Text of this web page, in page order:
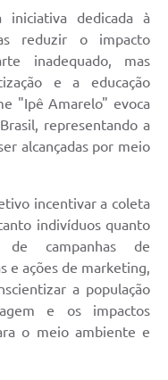
dedicada à
reduzir o impacto
inadequado, mas
e a educação
"Ipê Amarelo" evoca
representando a
alcançadas por meio
incentivar a coleta
indivíduos quanto
campanhas de
e ações de marketing,
a população
e os impactos
o meio ambiente e